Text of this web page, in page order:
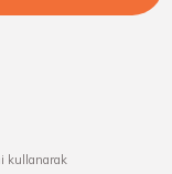
kullanarak